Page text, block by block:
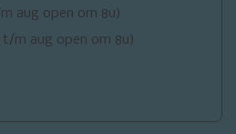
aug open om 8u)
t/m aug open om 8u)